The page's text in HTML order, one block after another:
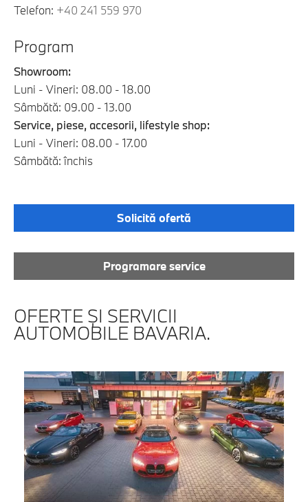
Telefon: +40 241 559 970
Program
Showroom:
Luni - Vineri: 08.00 - 18.00
Sâmbătă: 09.00 - 13.00
Service, piese, accesorii, lifestyle shop:
Luni - Vineri: 08.00 - 17.00
Sâmbătă: închis
Solicită ofertă
Programare service
OFERTE ŞI SERVICII
AUTOMOBILE BAVARIA.